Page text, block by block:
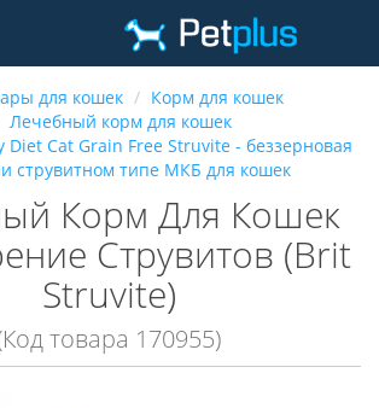
для кошек
Корм для кошек
Лечебный корм для кошек
Diet Cat Grain Free Struvite - беззерновая
струвитном типе МКБ для кошек
Корм Для Кошек
Струвитов (Brit
Struvite)
товара 170955)